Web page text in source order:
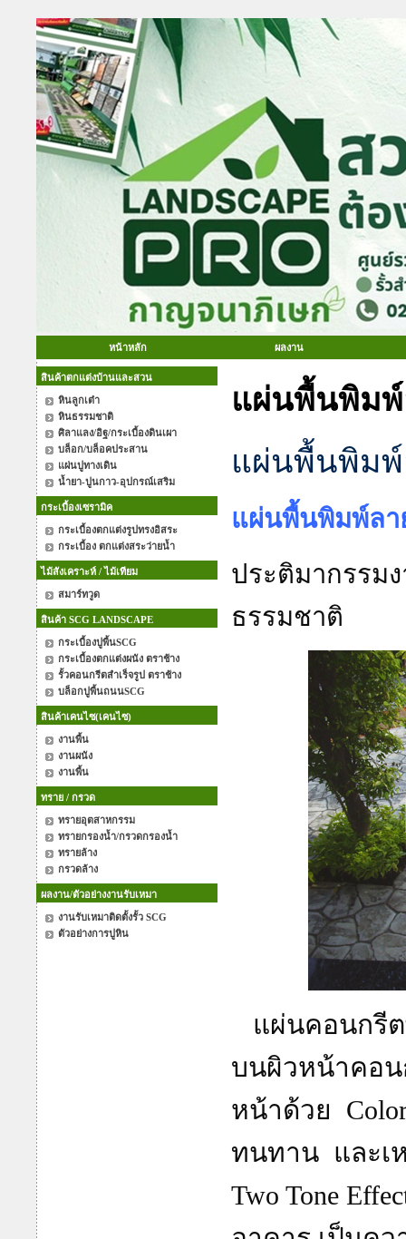
หน้าหลัก ผลงาน
สินค้าตกแต่งบ้านและสวน
หินลูกเต๋า
หินธรรมชาติ
ศิลาแลง/อิฐ/กระเบื้องดินเผา
บล็อก/บล็อคประสาน
แผ่นปูทางเดิน
น้ำยา-ปูนกาว-อุปกรณ์เสริม
กระเบื้องเซรามิค
กระเบื้องตกแต่งรูปทรงอิสระ
กระเบื้อง ตกแต่งสระว่ายน้ำ
ไม้สังเคราะห์ / ไม้เทียม
สมาร์ทวูด
สินค้า SCG LANDSCAPE
กระเบื้องปูพื้นSCG
กระเบื้องตกแต่งผนัง ตราช้าง
รั้วคอนกรีตสำเร็จรูป ตราช้าง
บล็อกปูพื้นถนนSCG
สินค้าเคนไซ(เคนไซ)
งานพื้น
งานผนัง
งานพื้น
ทราย / กรวด
ทรายอุตสาหกรรม
ทรายกรองน้ำ/กรวดกรองน้ำ
ทรายล้าง
กรวดล้าง
ผลงาน/ตัวอย่างงานรับเหมา
งานรับเหมาติดตั้งรั้ว SCG
ตัวอย่างการปูหิน
แผ่นพื้นพิมพ์
แผ่นพื้นพิมพ์
แผ่นพื้นพิมพ์ลา
ประติมากรรม
ธรรมชาติ
แผ่นคอนกรีต
บนผิวหน้าคอน
หน้าด้วย
ทนทาน และเ
Two Tone